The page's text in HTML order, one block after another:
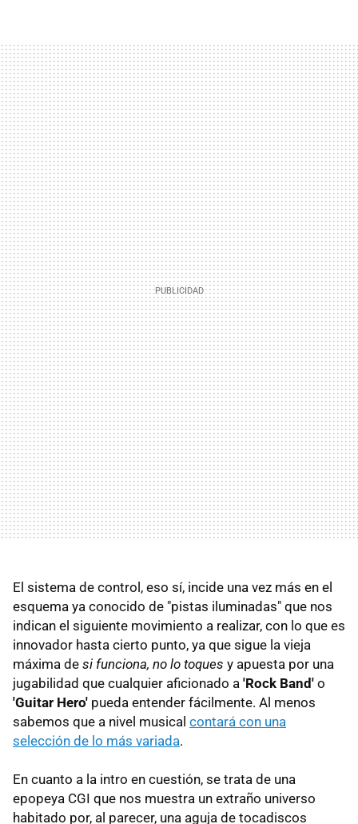
El sistema de control, eso sí, incide una vez más en el
esquema ya conocido de "pistas iluminadas" que nos
indican el siguiente movimiento a realizar, con lo que es
innovador hasta cierto punto, ya que sigue la vieja
máxima de si funciona, no lo toques y apuesta por una
jugabilidad que cualquier aficionado a 'Rock Band' o
'Guitar Hero' pueda entender fácilmente. Al menos
sabemos que a nivel musical contará con una
selección de lo más variada.
En cuanto a la intro en cuestión, se trata de una
epopeya CGI que nos muestra un extraño universo
habitado por, al parecer, una aguja de tocadiscos